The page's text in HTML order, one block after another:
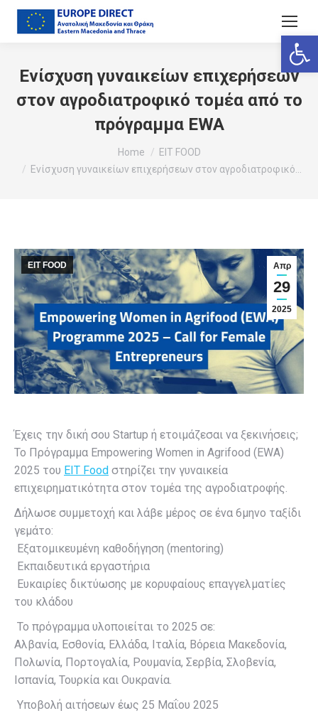
Ενίσχυση γυναικείων επιχερήσεων
στον αγροδιατροφικό τομέα από το
πρόγραμμα EWA
Home
EIT FOOD
Ενίσχυση γυναικείων επιχερήσεων στον αγροδιατροφικό…
Απρ
29
2025
EIT FOOD
Έχεις την δική σου Startup ή ετοιμάζεσαι να ξεκινήσεις;
Το Πρόγραμμα Empowering Women in Agrifood (EWA)
2025 του EIT Food στηρίζει την γυναικεία
επιχειρηματικότητα στον τομέα της αγροδιατροφής.
Δήλωσε συμμετοχή και λάβε μέρος σε ένα 6μηνο ταξίδι
γεμάτο:
Εξατομικευμένη καθοδήγηση (mentoring)
Εκπαιδευτικά εργαστήρια
Ευκαιρίες δικτύωσης με κορυφαίους επαγγελματίες
του κλάδου
Το πρόγραμμα υλοποιείται το 2025 σε:
Αλβανία, Εσθονία, Ελλάδα, Ιταλία, Βόρεια Μακεδονία,
Πολωνία, Πορτογαλία, Ρουμανία, Σερβία, Σλοβενία,
Ισπανία, Τουρκία και Ουκρανία.
Υποβολή αιτήσεων έως 25 Μαΐου 2025